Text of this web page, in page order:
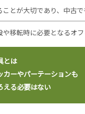
とが大切であり、中古で
移転時に必要となるオ
とは
カーやパーテーションも
える必要はない